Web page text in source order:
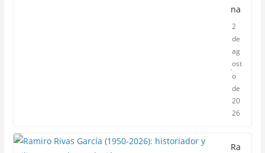
na
2
de
ag
ost
o
de
20
26
Ra